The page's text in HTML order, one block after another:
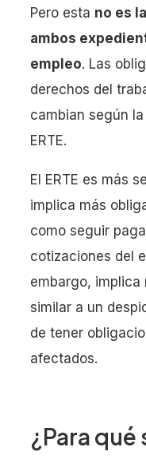
Pero esta no es
ambos
empleo. Las
derechos del
cambian según
ERTE.
El ERTE es más
implica más
como seguir
cotizaciones del
embargo, implica
similar a un
de tener
afectados.
¿Para qué